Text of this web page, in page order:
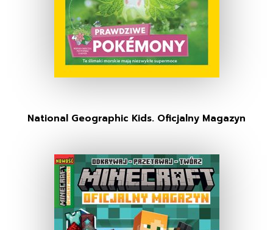
National Geographic Kids. Oficjalny Magazyn